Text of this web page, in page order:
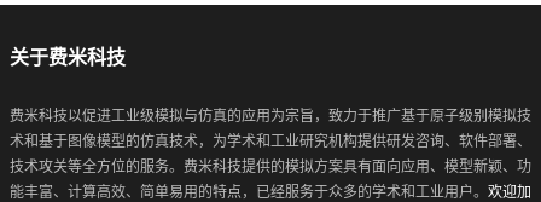
关于费米科技
费米科技以促进工业级模拟与仿真的应用为宗旨，致力于推广基于原子级别模拟技
术和基于图像模型的仿真技术，为学术和工业研究机构提供研发咨询、软件部署、
技术攻关等全方位的服务。费米科技提供的模拟方案具有面向应用、模型新颖、功
能丰富、计算高效、简单易用的特点，已经服务于众多的学术和工业用户。 欢迎加